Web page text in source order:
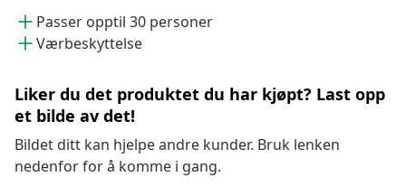
Passer opptil 30 personer
Værbeskyttelse
Liker du det produktet du har kjøpt? Last opp
et bilde av det!
Bildet ditt kan hjelpe andre kunder. Bruk lenken
nedenfor for å komme i gang.